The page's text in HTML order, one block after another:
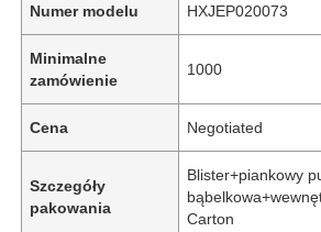
Numer modelu HXJEP020073
Minimalne
zamówienie
1000
Cena Negotiated
Szczegóły
pakowania
Blister+piankowy
Carton